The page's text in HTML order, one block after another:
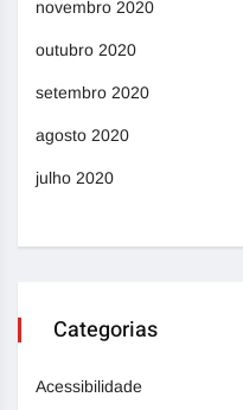
novembro 2020
outubro 2020
setembro 2020
agosto 2020
julho 2020
Categorias
Acessibilidade